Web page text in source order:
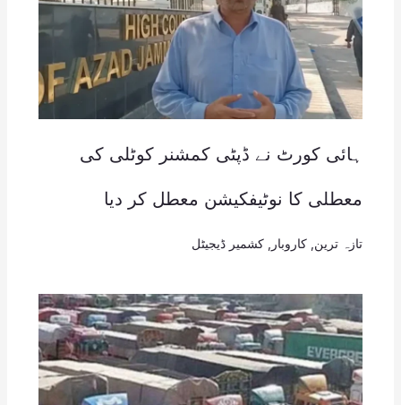
ہائی کورٹ نے ڈپٹی کمشنر کوٹلی کی
معطلی کا نوٹیفکیشن معطل کر دیا
تازہ ترین کاروبار کشمیر ڈیجیٹل